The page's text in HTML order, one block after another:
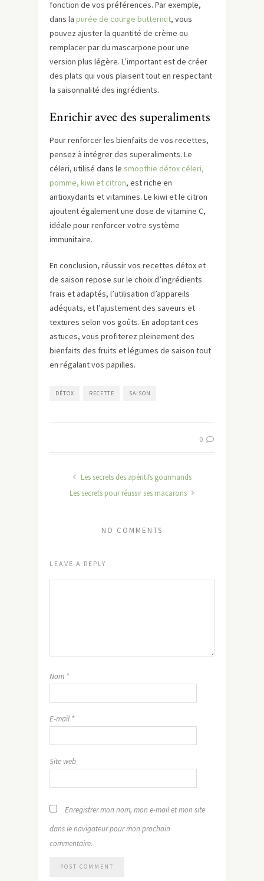
fonction de vos préférences. Par exemple,
dans la purée de courge butternut, vous
pouvez ajuster la quantité de crème ou
remplacer par du mascarpone pour une
version plus légère. L’important est de créer
des plats qui vous plaisent tout en respectant
la saisonnalité des ingrédients.
Enrichir avec des superaliments
Pour renforcer les bienfaits de vos recettes,
pensez à intégrer des superaliments. Le
céleri, utilisé dans le smoothie détox céleri,
pomme, kiwi et citron, est riche en
antioxydants et vitamines. Le kiwi et le citron
ajoutent également une dose de vitamine C,
idéale pour renforcer votre système
immunitaire.
En conclusion, réussir vos recettes détox et
de saison repose sur le choix d’ingrédients
frais et adaptés, l’utilisation d’appareils
adéquats, et l’ajustement des saveurs et
textures selon vos goûts. En adoptant ces
astuces, vous profiterez pleinement des
bienfaits des fruits et légumes de saison tout
en régalant vos papilles.
DÉTOX RECETTE SAISON
0
Les secrets des apéritifs gourmands
Les secrets pour réussir ses macarons
NO COMMENTS
LEAVE A REPLY
Nom *
E-mail *
Site web
Enregistrer mon nom, mon e-mail et mon site
dans le navigateur pour mon prochain
commentaire.